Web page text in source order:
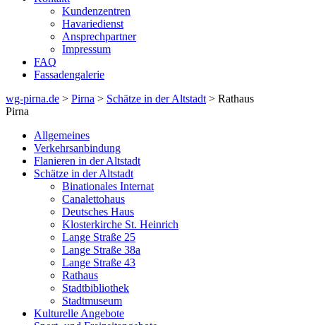
Kundenzentren
Havariedienst
Ansprechpartner
Impressum
FAQ
Fassadengalerie
wg-pirna.de > Pirna > Schätze in der Altstadt > Rathaus
Pirna
Allgemeines
Verkehrsanbindung
Flanieren in der Altstadt
Schätze in der Altstadt
Binationales Internat
Canalettohaus
Deutsches Haus
Klosterkirche St. Heinrich
Lange Straße 25
Lange Straße 38a
Lange Straße 43
Rathaus
Stadtbibliothek
Stadtmuseum
Kulturelle Angebote